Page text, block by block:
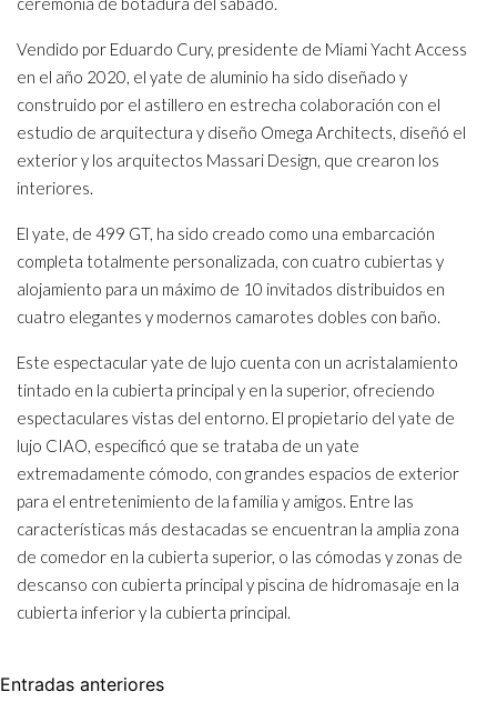
Vendido por Eduardo Cury, presidente de Miami Yacht Access
en el año 2020, el yate de aluminio ha sido diseñado y
construido por el astillero en estrecha colaboración con el
estudio de arquitectura y diseño Omega Architects, diseñó el
exterior y los arquitectos Massari Design, que crearon los
interiores.
El yate, de 499 GT, ha sido creado como una embarcación
completa totalmente personalizada, con cuatro cubiertas y
alojamiento para un máximo de 10 invitados distribuidos en
cuatro elegantes y modernos camarotes dobles con baño.
Este espectacular yate de lujo cuenta con un acristalamiento
tintado en la cubierta principal y en la superior, ofreciendo
espectaculares vistas del entorno. El propietario del yate de
lujo CIAO, especificó que se trataba de un yate
extremadamente cómodo, con grandes espacios de exterior
para el entretenimiento de la familia y amigos. Entre las
características más destacadas se encuentran la amplia zona
de comedor en la cubierta superior, o las cómodas y zonas de
descanso con cubierta principal y piscina de hidromasaje en la
cubierta inferior y la cubierta principal.
Navegación
Entradas anteriores